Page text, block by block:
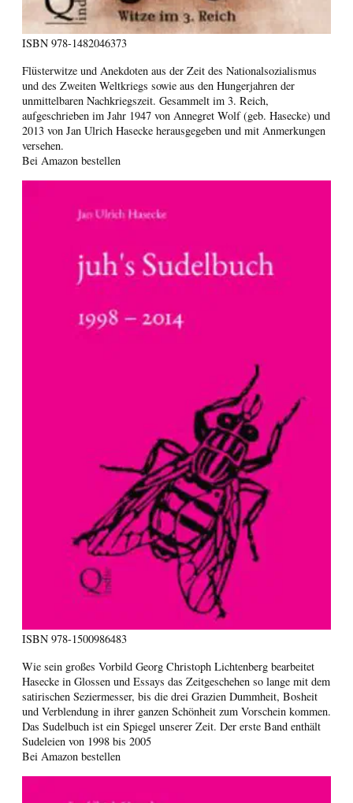
ISBN 978-1482046373
Flüsterwitze und Anekdoten aus der Zeit des Nationalsozialismus
und des Zweiten Weltkriegs sowie aus den Hungerjahren der
unmittelbaren Nachkriegszeit. Gesammelt im 3. Reich,
aufgeschrieben im Jahr 1947 von Annegret Wolf (geb. Hasecke) und
2013 von Jan Ulrich Hasecke herausgegeben und mit Anmerkungen
versehen.
Bei Amazon bestellen
ISBN 978-1500986483
Wie sein großes Vorbild Georg Christoph Lichtenberg bearbeitet
Hasecke in Glossen und Essays das Zeitgeschehen so lange mit dem
satirischen Seziermesser, bis die drei Grazien Dummheit, Bosheit
und Verblendung in ihrer ganzen Schönheit zum Vorschein kommen.
Das Sudelbuch ist ein Spiegel unserer Zeit. Der erste Band enthält
Sudeleien von 1998 bis 2005
Bei Amazon bestellen